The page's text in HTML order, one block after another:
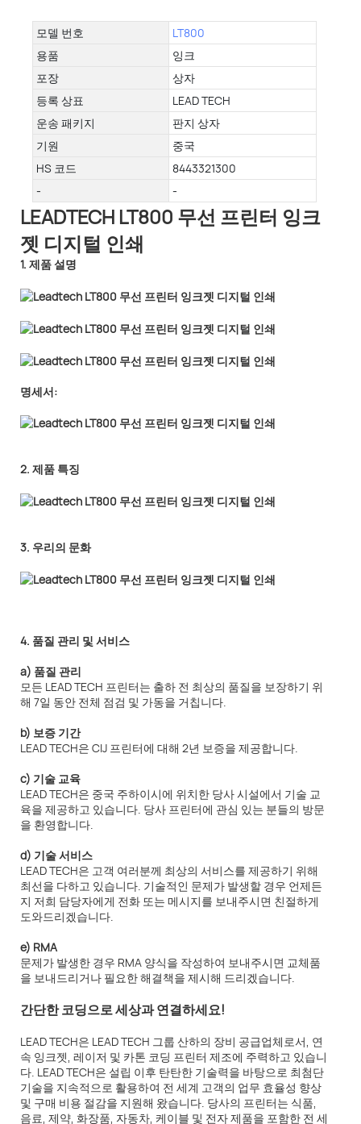
모델 번호
LT800
용품
잉크
포장
상자
등록 상표
LEAD TECH
운송 패키지
판지 상자
기원
중국
HS 코드
8443321300
-
-
LEADTECH LT800 무선 프린터 잉크
젯 디지털 인쇄
1. 제품 설명
명세서:
2. 제품 특징
3. 우리의 문화
4. 품질 관리 및 서비스
a) 품질 관리
모든 LEAD TECH 프린터는 출하 전 최상의 품질을 보장하기 위
해 7일 동안 전체 점검 및 가동을 거칩니다.
b) 보증 기간
LEAD TECH은 CIJ 프린터에 대해 2년 보증을 제공합니다.
c) 기술 교육
LEAD TECH은 중국 주하이시에 위치한 당사 시설에서 기술 교
육을 제공하고 있습니다. 당사 프린터에 관심 있는 분들의 방문
을 환영합니다.
d) 기술 서비스
LEAD TECH은 고객 여러분께 최상의 서비스를 제공하기 위해
최선을 다하고 있습니다. 기술적인 문제가 발생할 경우 언제든
지 저희 담당자에게 전화 또는 메시지를 보내주시면 친절하게
도와드리겠습니다.
e) RMA
문제가 발생한 경우 RMA 양식을 작성하여 보내주시면 교체품
을 보내드리거나 필요한 해결책을 제시해 드리겠습니다.
간단한 코딩으로 세상과 연결하세요!
LEAD TECH은 LEAD TECH 그룹 산하의 장비 공급업체로서, 연
속 잉크젯, 레이저 및 카톤 코딩 프린터 제조에 주력하고 있습니
다. LEAD TECH은 설립 이후 탄탄한 기술력을 바탕으로 최첨단
기술을 지속적으로 활용하여 전 세계 고객의 업무 효율성 향상
및 구매 비용 절감을 지원해 왔습니다. 당사의 프린터는 식품,
음료, 제약, 화장품, 자동차, 케이블 및 전자 제품을 포함한 전 세